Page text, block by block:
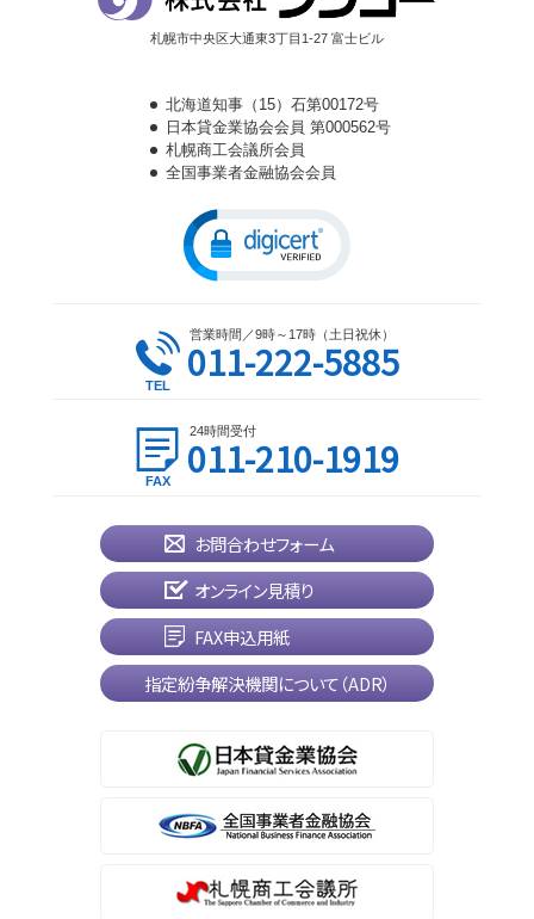
札幌市中央区大通東3丁目1-27 富士ビル
北海道知事（15）石第00172号
日本貸金業協会会員 第000562号
札幌商工会議所会員
全国事業者金融協会会員
営業時間／9時～17時（土日祝休）
011-222-5885
24時間受付
011-210-1919
お問合わせフォーム
オンライン見積り
FAX申込用紙
指定紛争解決機関について（ADR）